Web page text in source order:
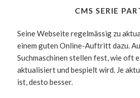
CMS SERIE
Seine Webseite regelmässig zu
einem guten Online-Auftritt dazu.
Suchmaschinen stellen fest, wie oft
aktualisiert und bespielt wird. Je
ist, desto besser.